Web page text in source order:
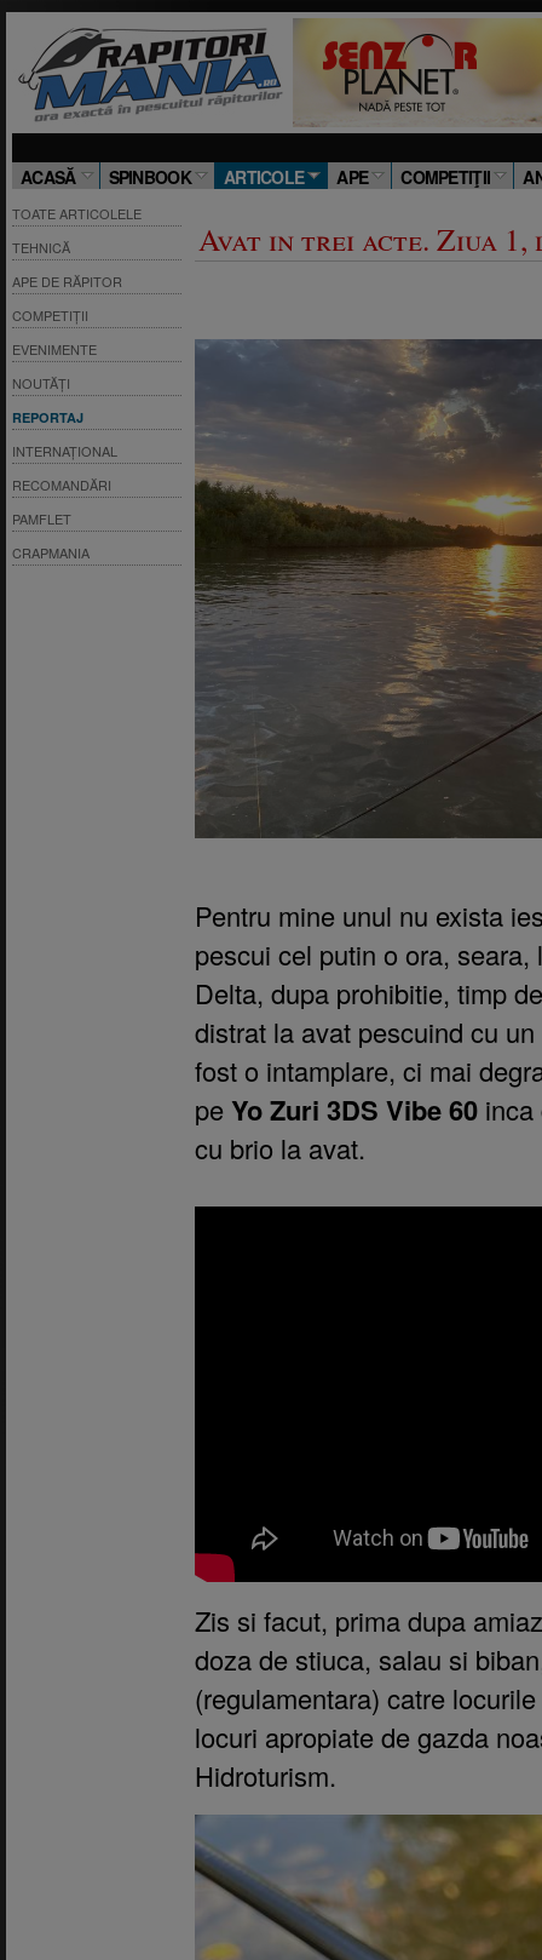
ACASĂ SPINBOOK ARTICOLE APE COMPETIŢII
TOATE ARTICOLELE
TEHNICĂ
APE DE RĂPITOR
COMPETIȚII
EVENIMENTE
NOUTĂȚI
REPORTAJ
INTERNAȚIONAL
RECOMANDĂRI
PAMFLET
CRAPMANIA
Avat in trei acte. Ziua
Pentru mine unul nu exista
pescui cel putin o ora,
Delta, dupa prohibitie, timp
distrat la avat pescuind cu
fost o intamplare, ci mai
pe Yo Zuri 3DS Vibe 60 inca
cu brio la avat.
Zis si facut, prima dupa
doza de stiuca, salau si
(regulamentara) catre
locuri apropiate de gazda
Hidroturism.